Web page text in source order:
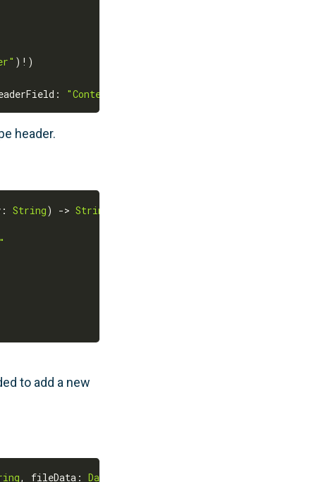
) ! )
: "Content-Type"
header.
: String) -> String
to add a new
, fileData: Data